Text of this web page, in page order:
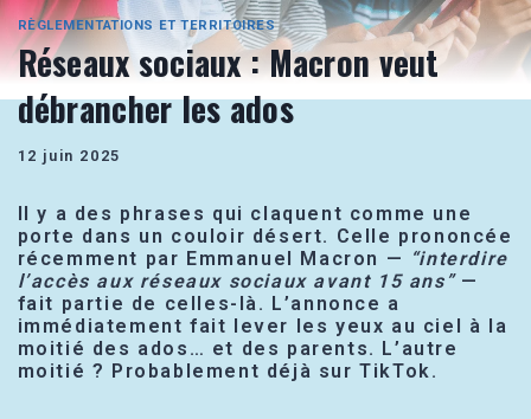
RÈGLEMENTATIONS ET TERRITOIRES
Réseaux sociaux : Macron veut
débrancher les ados
12 juin 2025
Il y a des phrases qui claquent comme une
porte dans un couloir désert. Celle prononcée
récemment par Emmanuel Macron — “interdire
l’accès aux réseaux sociaux avant 15 ans”—
fait partie de celles-là. L’annonce a
immédiatement fait lever les yeux au ciel à la
moitié des ados… et des parents. L’autre
moitié ? Probablement déjà sur TikTok.